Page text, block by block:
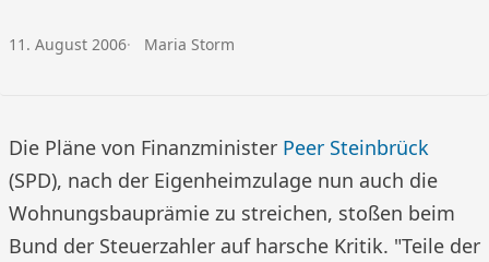
Veröffentlicht am:
11. August 2006 Autor:
Maria Storm
Die Pläne von Finanzminister Peer Steinbrück
(SPD), nach der Eigenheimzulage nun auch die
Wohnungsbauprämie zu streichen, stoßen beim
Bund der Steuerzahler auf harsche Kritik. "Teile der